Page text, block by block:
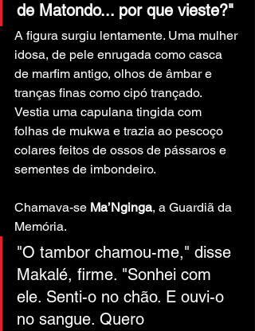
de Matondo... por que vieste?"
A figura surgiu lentamente. Uma mulher
idosa, de pele enrugada como casca
de marfim antigo, olhos de âmbar e
tranças finas como cipó trançado.
Vestia uma capulana tingida com
folhas de mukwa e trazia ao pescoço
colares feitos de ossos de pássaros e
sementes de imbondeiro.
Chamava-se Ma’Nginga, a Guardiã da
Memória.
"O tambor chamou-me," disse
Makalé, firme. "Sonhei com
ele. Senti-o no chão. E ouvi-o
no sangue. Quero